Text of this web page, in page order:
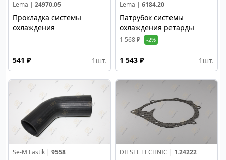
Lema | 24970.05
Прокладка системы
охлаждения
541 ₽ 1 шт.
Lema | 6184.20
Патрубок системы
охлаждения ретарды
1 568 ₽ -2%
1 543 ₽ 1 шт.
Se-M Lastik | 9558 DIESEL TECHNIC | 1.24222